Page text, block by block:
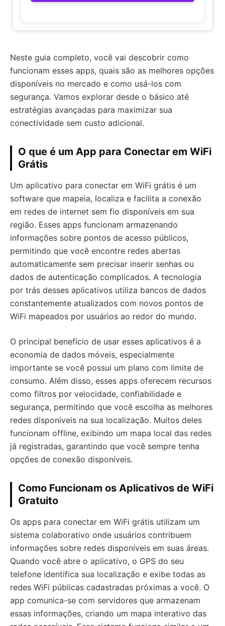
Neste guia completo, você vai descobrir como
funcionam esses apps, quais são as melhores opções
disponíveis no mercado e como usá-los com
segurança. Vamos explorar desde o básico até
estratégias avançadas para maximizar sua
conectividade sem custo adicional.
O que é um App para Conectar em WiFi
Grátis
Um aplicativo para conectar em WiFi grátis é um
software que mapeia, localiza e facilita a conexão
em redes de internet sem fio disponíveis em sua
região. Esses apps funcionam armazenando
informações sobre pontos de acesso públicos,
permitindo que você encontre redes abertas
automaticamente sem precisar inserir senhas ou
dados de autenticação complicados. A tecnologia
por trás desses aplicativos utiliza bancos de dados
constantemente atualizados com novos pontos de
WiFi mapeados por usuários ao redor do mundo.
O principal benefício de usar esses aplicativos é a
economia de dados móveis, especialmente
importante se você possui um plano com limite de
consumo. Além disso, esses apps oferecem recursos
como filtros por velocidade, confiabilidade e
segurança, permitindo que você escolha as melhores
redes disponíveis na sua localização. Muitos deles
funcionam offline, exibindo um mapa local das redes
já registradas, garantindo que você sempre tenha
opções de conexão disponíveis.
Como Funcionam os Aplicativos de WiFi
Gratuito
Os apps para conectar em WiFi grátis utilizam um
sistema colaborativo onde usuários contribuem
informações sobre redes disponíveis em suas áreas.
Quando você abre o aplicativo, o GPS do seu
telefone identifica sua localização e exibe todas as
redes WiFi públicas cadastradas próximas a você. O
app comunica-se com servidores que armazenam
essas informações, criando um mapa interativo das